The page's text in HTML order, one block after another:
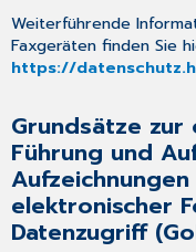
Weiterführende
Faxgeräten finden Sie
https://
Grundsätze
Führung und
elektronischer
Datenzugriff